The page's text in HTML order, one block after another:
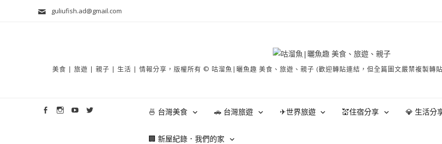
guliufish.ad@gmail.com
美食 | 旅遊 | 親子 | 生活 | 情報分享，版權所有 © 咕溜魚|曬魚趣 美食、旅遊、親子 (歡迎轉貼連結，但全篇圖文嚴禁複製轉
🍜 台灣美食 🚗 台灣旅遊 ✈世界旅遊 💒住宿分享 💎 生活分
🏢 新屋紀錄．我們的家